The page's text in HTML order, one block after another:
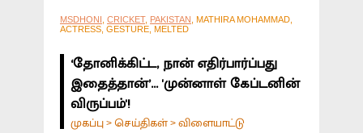
MSDHONI CRICKET, PAKISTAN , MATHIRA MOHAMMAD,
ACTRESS, GESTURE, MELTED
‘தோனிக்கிட்ட, நான் எதிர்பார்ப்பது
இதைத்தான்’... 'முன்னாள் கேப்டனின்
விருப்பம்'!
முகப்பு > செய்திகள் > விளையாட்டு